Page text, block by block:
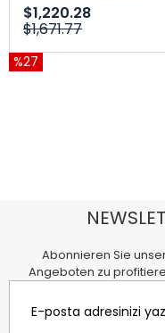
$1,220.28
$1,671.77
%27
Abonnieren Sie
Angeboten zu